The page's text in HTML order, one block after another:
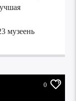
музеень
0